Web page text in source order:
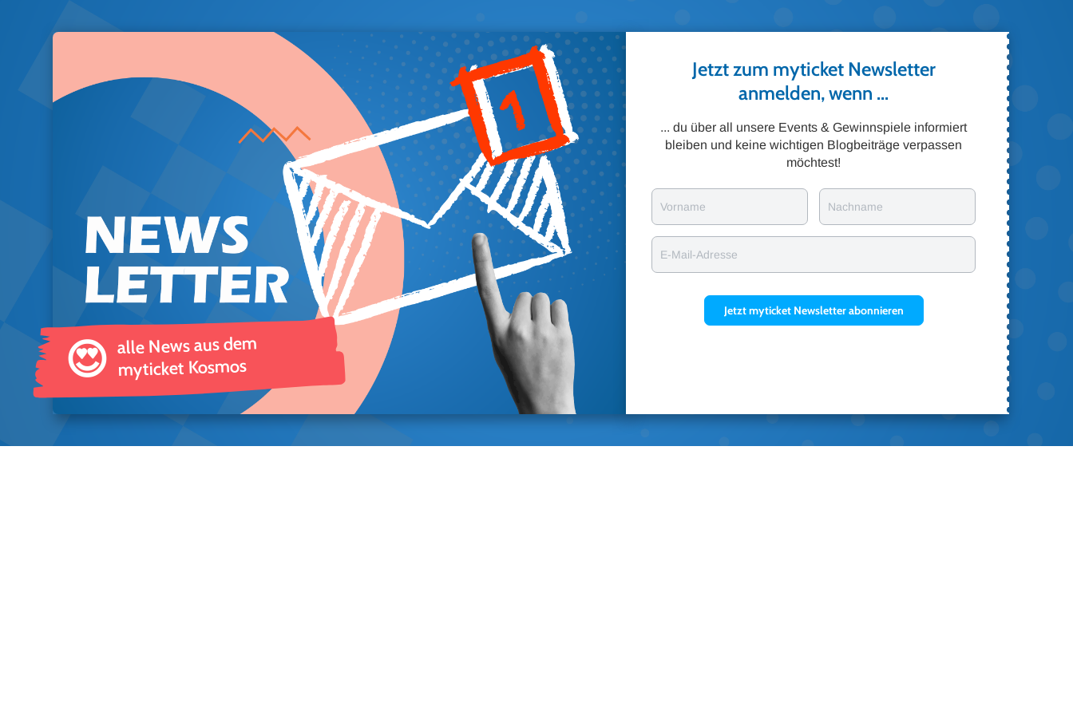
😍 alle News aus dem
myticket Kosmos
Jetzt zum myticket Newsletter
anmelden, wenn ...
... du über all unsere Events & Gewinnspiele informiert
bleiben und keine wichtigen Blogbeiträge verpassen
möchtest!
Vorname Nachname
E-Mail-Adresse
Jetzt myticket Newsletter abonnieren